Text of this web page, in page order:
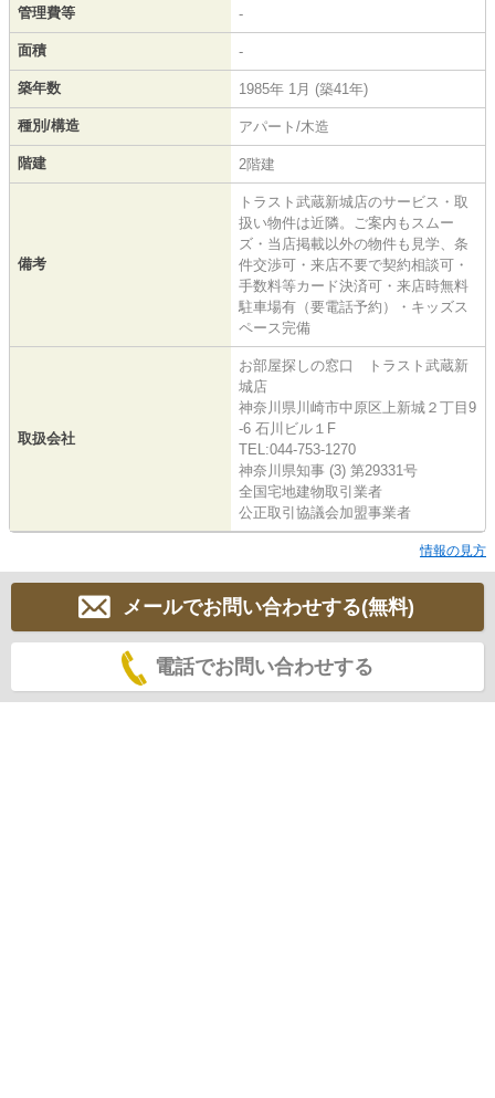
管理費等 -
面積 -
築年数 1985年 1月 (築41年)
種別/構造 アパート/木造
階建 2階建
備考
トラスト武蔵新城店のサービス・取
扱い物件は近隣。ご案内もスムー
ズ・当店掲載以外の物件も見学、条
件交渉可・来店不要で契約相談可・
手数料等カード決済可・来店時無料
駐車場有（要電話予約）・キッズス
ペース完備
取扱会社
お部屋探しの窓口 トラスト武蔵新
城店
神奈川県川崎市中原区上新城２丁目9
-6 石川ビル１F
TEL:044-753-1270
神奈川県知事 (3) 第29331号
全国宅地建物取引業者
公正取引協議会加盟事業者
情報の見方
メールでお問い合わせする(無料)
電話でお問い合わせする